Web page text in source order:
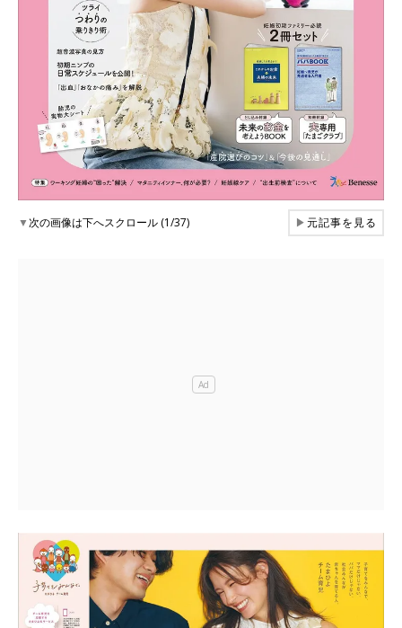
▼次の画像は下へスクロール (1/37) ▶元記事を見る